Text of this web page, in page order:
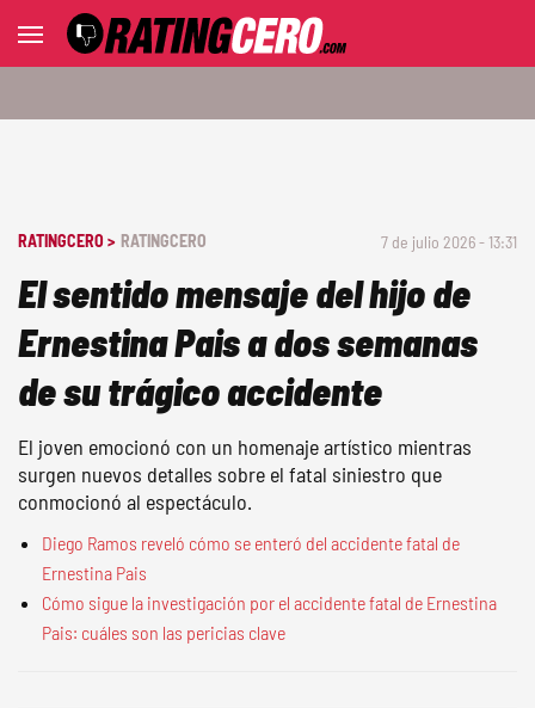
RATINGCERO > RATINGCERO 7 de julio 2026 - 13:31
El sentido mensaje del hijo de
Ernestina Pais a dos semanas
de su trágico accidente
El joven emocionó con un homenaje artístico mientras
surgen nuevos detalles sobre el fatal siniestro que
conmocionó al espectáculo.
Diego Ramos reveló cómo se enteró del accidente fatal de
Ernestina Pais
Cómo sigue la investigación por el accidente fatal de Ernestina
Pais: cuáles son las pericias clave